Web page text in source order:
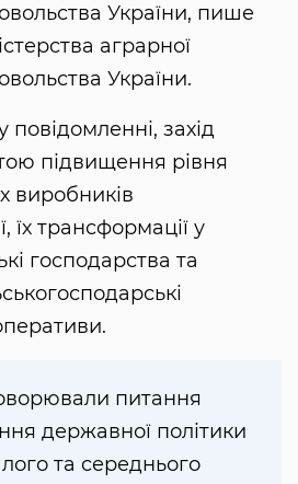
України, пише
аграрної
України.
повідомленні, захід
підвищення рівня
виробників
їх трансформації у
господарства та
питання
державної політики
та середнього